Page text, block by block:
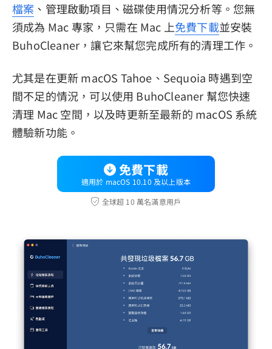
檔案 、管理啟動項目、磁碟使用情況分析等。您無
須成為 Mac 專家，只需在 Mac 上免費下載並安裝
BuhoCleaner，讓它來幫您完成所有的清理工作。
尤其是在更新 macOS Tahoe、Sequoia 時遇到空
間不足的情況，可以使用 BuhoCleaner 幫您快速
清理 Mac 空間，以及時更新至最新的 macOS 系統
體驗新功能。
免費下載
適用於 macOS 10.10 及以上版本
全球超 10 萬名滿意用戶